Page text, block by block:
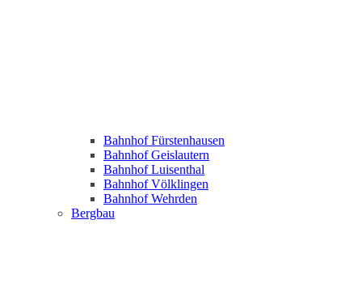
Bahnhof Fürstenhausen
Bahnhof Geislautern
Bahnhof Luisenthal
Bahnhof Völklingen
Bahnhof Wehrden
Bergbau